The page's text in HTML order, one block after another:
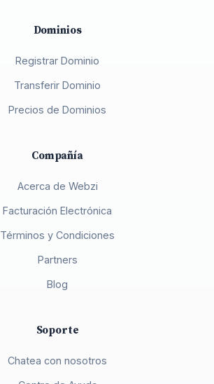
Dominios
Registrar Dominio
Transferir Dominio
Precios de Dominios
Compañía
Acerca de Webzi
Facturación Electrónica
Términos y Condiciones
Partners
Blog
Soporte
Chatea con nosotros